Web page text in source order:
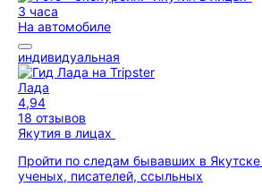
3 часа
На автомобиле
индивидуальная
Лада
4,94
18 отзывов
Якутия в лицах
Пройти по следам бывавших в
ученых, писателей, ссыльных